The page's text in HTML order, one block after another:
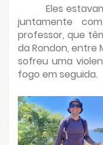
Eles
juntamente
professor, que
da Rondon, entre
sofreu uma
fogo em seguida.